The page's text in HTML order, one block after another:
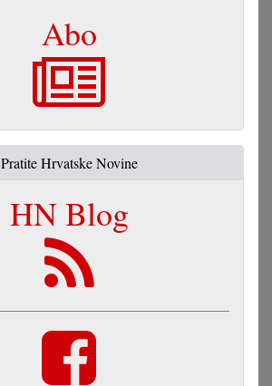
Abo
Pratite Hrvatske Novine
HN Blog